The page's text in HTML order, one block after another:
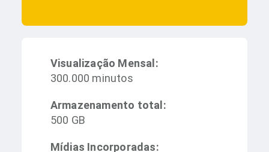
Visualização Mensal:
300.000 minutos
Armazenamento total:
500 GB
Mídias Incorporadas: